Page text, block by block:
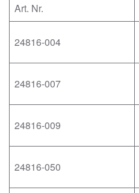
Art. Nr.
24816-004
24816-007
24816-009
24816-050